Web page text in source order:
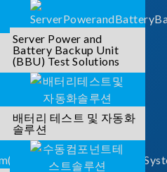
Server Power and
Battery Backup Unit
(BBU) Test Solutions
배터리 테스트 및 자동화
솔루션